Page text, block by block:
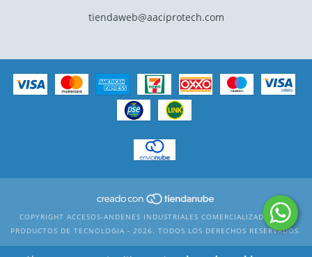
tiendaweb@aaciprotech.com
COPYRIGHT ACCESOS-ANDENES INDUSTRIALES COMERCIALIZADORA DE
PRODUCTOS DE TECNOLOGIA - 2026. TODOS LOS DERECHOS RESERVADOS.